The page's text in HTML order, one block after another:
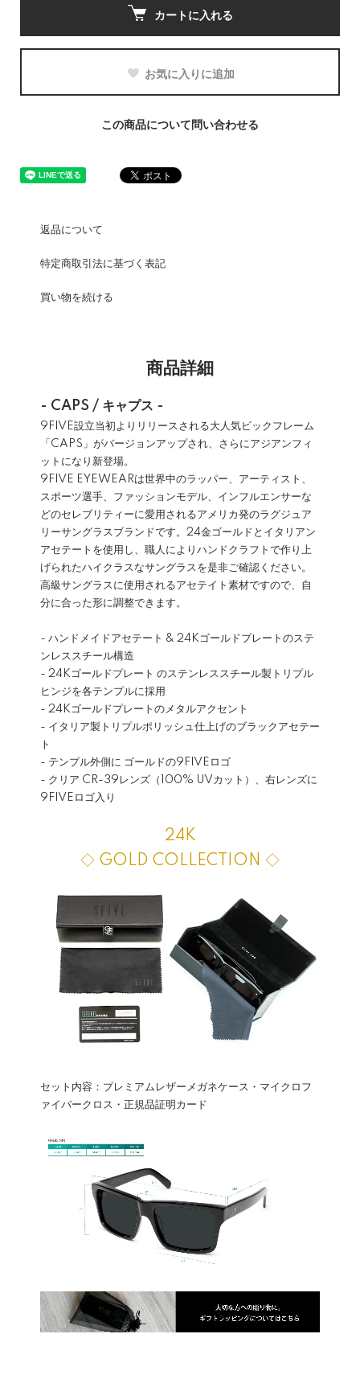
カートに入れる
お気に入りに追加
この商品について問い合わせる
返品について
特定商取引法に基づく表記
買い物を続ける
商品詳細
- CAPS / キャプス -
9FIVE設立当初よりリリースされる大人気ビックフレーム
「CAPS」がバージョンアップされ、さらにアジアンフィ
ットになり新登場。
9FIVE EYEWEARは世界中のラッパー、アーティスト、
スポーツ選手、ファッションモデル、インフルエンサーな
どのセレブリティーに愛用されるアメリカ発のラグジュア
リーサングラスブランドです。24金ゴールドとイタリアン
アセテートを使用し、職人によりハンドクラフトで作り上
げられたハイクラスなサングラスを是非ご確認ください。
高級サングラスに使用されるアセテイト素材ですので、自
分に合った形に調整できます。
- ハンドメイドアセテート & 24Kゴールドプレートのステ
ンレススチール構造
- 24Kゴールドプレート のステンレススチール製トリプル
ヒンジを各テンプルに採用
- 24Kゴールドプレートのメタルアクセント
- イタリア製トリプルポリッシュ仕上げのブラックアセテー
ト
- テンプル外側に ゴールドの9FIVEロゴ
- クリア CR-39レンズ（100% UVカット）、右レンズに
9FIVEロゴ入り
24K
◇ GOLD COLLECTION ◇
セット内容：プレミアムレザーメガネケース・マイクロフ
ァイバークロス・正規品証明カード